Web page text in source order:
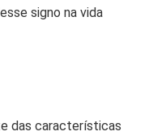
signo na vida
das características